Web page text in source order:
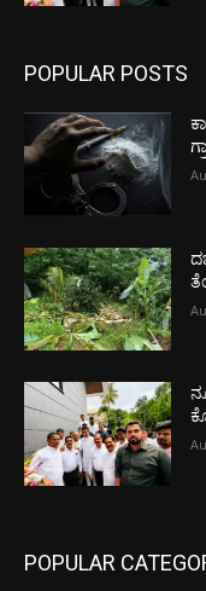
POPULAR POSTS
POPULAR